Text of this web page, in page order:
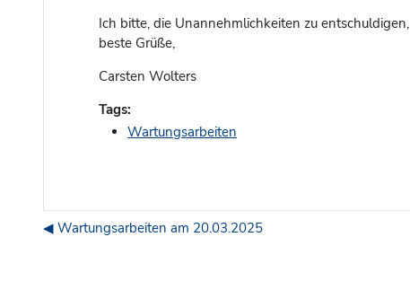
Ich bitte, die Unannehmlichkeiten zu entschuldigen,
beste Grüße,
Carsten Wolters
Tags:
Wartungsarbeiten
◀︎ Wartungsarbeiten am 20.03.2025